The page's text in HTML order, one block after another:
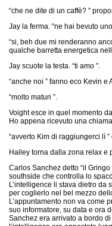
“che ne dite di un caffè? ”
Jay la ferma. “ne hai bevuto
“si, beh due mi renderanno
qualche barretta energetica
Jay scuote la testa. “ti amo ”.
“anche noi ” fanno eco Kevin e
“molto maturi ”.
Voight esce in quel momento
Ho appena ricevuto una
“avverto Kim di raggiungerci lì
Hailey torna dalla zona relax e
Carlos Sanchez detto “il
southside che controlla lo
L’intelligence li stava dietro da
per coglierlo nel bel mezzo
L’appuntamento non va come
suo informatore, su data e ora
Sanchez era arrivato a bordo